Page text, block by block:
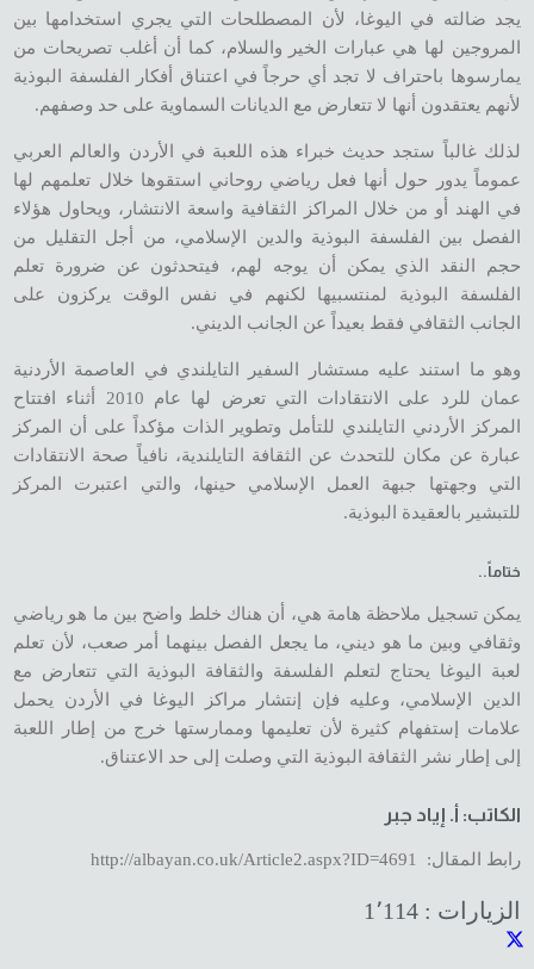
يجد ضالته في اليوغا، لأن المصطلحات التي يجري استخدامها بين
المروجين لها هي عبارات الخير والسلام، كما أن أغلب تصريحات من
يمارسوها باحتراف لا تجد أي حرجاً في اعتناق أفكار الفلسفة البوذية
لأنهم يعتقدون أنها لا تتعارض مع الديانات السماوية على حد وصفهم.
لذلك غالباً ستجد حديث خبراء هذه اللعبة في الأردن والعالم العربي
عموماً يدور حول أنها فعل رياضي روحاني استقوها خلال تعلمهم لها
في الهند أو من خلال المراكز الثقافية واسعة الانتشار، ويحاول هؤلاء
الفصل بين الفلسفة البوذية والدين الإسلامي، من أجل التقليل من
حجم النقد الذي يمكن أن يوجه لهم، فيتحدثون عن ضرورة تعلم
الفلسفة البوذية لمنتسبيها لكنهم في نفس الوقت يركزون على
الجانب الثقافي فقط بعيداً عن الجانب الديني.
وهو ما استند عليه مستشار السفير التايلندي في العاصمة الأردنية
عمان للرد على الانتقادات التي تعرض لها عام 2010 أثناء افتتاح
المركز الأردني التايلندي للتأمل وتطوير الذات مؤكداً على أن المركز
عبارة عن مكان للتحدث عن الثقافة التايلندية، نافياً صحة الانتقادات
التي وجهتها جبهة العمل الإسلامي حينها، والتي اعتبرت المركز
للتبشير بالعقيدة البوذية.
ختاماً..
يمكن تسجيل ملاحظة هامة هي، أن هناك خلط واضح بين ما هو رياضي
وثقافي وبين ما هو ديني، ما يجعل الفصل بينهما أمر صعب، لأن تعلم
لعبة اليوغا يحتاج لتعلم الفلسفة والثقافة البوذية التي تتعارض مع
الدين الإسلامي، وعليه فإن إنتشار مراكز اليوغا في الأردن يحمل
علامات إستفهام كثيرة لأن تعليمها وممارستها خرج من إطار اللعبة
إلى إطار نشر الثقافة البوذية التي وصلت إلى حد الاعتناق.
الكاتب: أ. إياد جبر
رابط المقال: http://albayan.co.uk/Article2.aspx?ID=4691
الزيارات :1٬114